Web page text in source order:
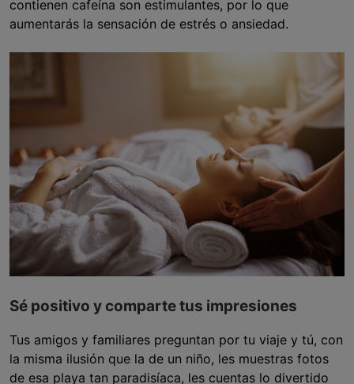
contienen cafeína son estimulantes, por lo que
aumentarás la sensación de estrés o ansiedad.
Sé positivo y comparte tus impresiones
Tus amigos y familiares preguntan por tu viaje y tú, con
la misma ilusión que la de un niño, les muestras fotos
de esa playa tan paradisíaca, les cuentas lo divertido